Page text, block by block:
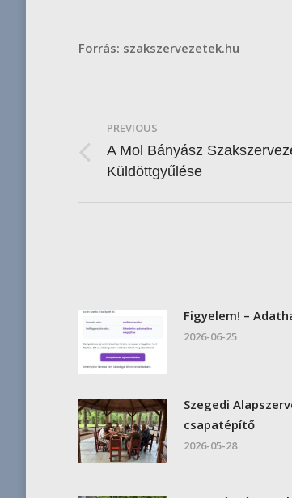
Forrás: szakszervezetek.hu
Post
navigation
PREVIOUS
Previous
post:
A Mol Bányász
Küldöttgyűlése
Figyelem! –
2026-06-25
Szegedi
csapatépítő
2026-05-28